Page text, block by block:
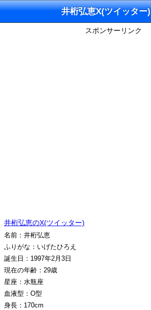
井桁弘恵X(ツイッター)
スポンサーリンク
井桁弘恵のX(ツイッター)
名前：井桁弘恵
ふりがな：いげたひろえ
誕生日：1997年2月3日
現在の年齢：29歳
星座：水瓶座
血液型：O型
身長：170cm